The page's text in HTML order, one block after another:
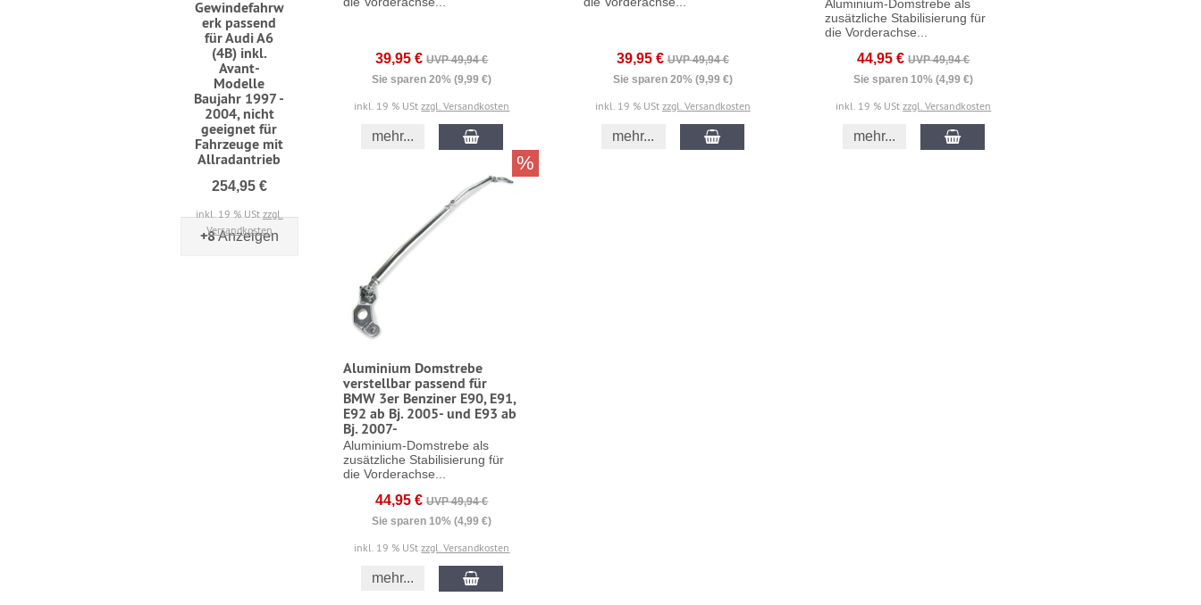
39,95 € UVP 49,94 €
Sie sparen 20% (9,99 €)
inkl. 19 % UStzzgl. Versandkosten
mehr...
39,95 € UVP 49,94 €
Sie sparen 20% (9,99 €)
inkl. 19 % USt zzgl. Versandkosten
mehr...
Aluminium-Domstrebe als
zusätzliche Stabilisierung für
die Vorderachse...
44,95 € UVP 49,94 €
Sie sparen 10% (4,99 €)
inkl. 19 % UStzzgl. Versandkosten
mehr...
Aluminium Domstrebe
verstellbar passend für
BMW 3er Benziner E90, E91,
E92 ab Bj. 2005- und E93 ab
Bj. 2007-
Aluminium-Domstrebe als
zusätzliche Stabilisierung für
die Vorderachse...
44,95 € UVP 49,94 €
Sie sparen 10% (4,99 €)
inkl. 19 % UStzzgl. Versandkosten
mehr...
%
Gewindefahrw
erk passend
für Audi A6
(4B) inkl.
Avant-
Modelle
Baujahr 1997 -
2004, nicht
geeignet für
Fahrzeuge mit
Allradantrieb
254,95 €
inkl. 19 % UStzzgl.
Versandkosten
+8Anzeigen